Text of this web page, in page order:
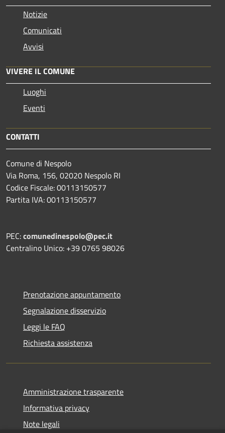
Notizie
Comunicati
Avvisi
VIVERE IL COMUNE
Luoghi
Eventi
CONTATTI
Comune di Nespolo
Via Roma, 156, 02020 Nespolo RI
Codice Fiscale: 00113150577
Partita IVA: 00113150577
PEC:comunedinespolo@pec.it
Centralino Unico: +39 0765 98026
Prenotazione appuntamento
Segnalazione disservizio
Leggi le FAQ
Richiesta assistenza
Amministrazione trasparente
Informativa privacy
Note legali